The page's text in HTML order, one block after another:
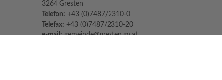
3264 Gresten
Telefon: +43 (0)7487/2310-0
Telefax: +43 (0)7487/2310-20
e-mail: gemeinde@gresten.gv.at